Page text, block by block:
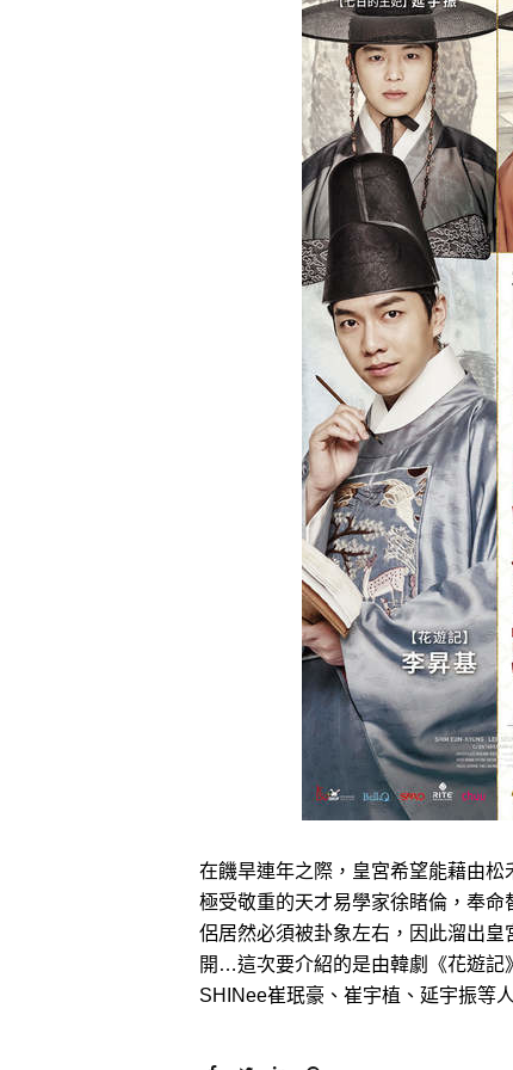
在饑旱連年之際，皇宮希望能藉由松
極受敬重的天才易學家徐睹倫，奉
侶居然必須被卦象左右，因此溜出
開…這次要介紹的是由韓劇《花遊記
SHINee崔珉豪、崔宇植、延宇振等